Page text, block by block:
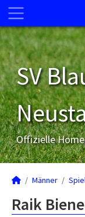
SV
Offizielle
Männer
Raik